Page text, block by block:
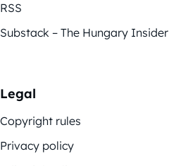
RSS
Substack – The Hungary Insider
Legal
Copyright rules
Privacy policy